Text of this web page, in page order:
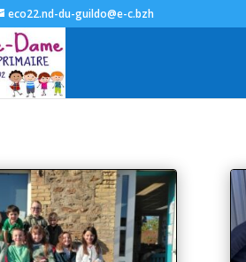
eco22.nd-du-guildo@e-c.bzh